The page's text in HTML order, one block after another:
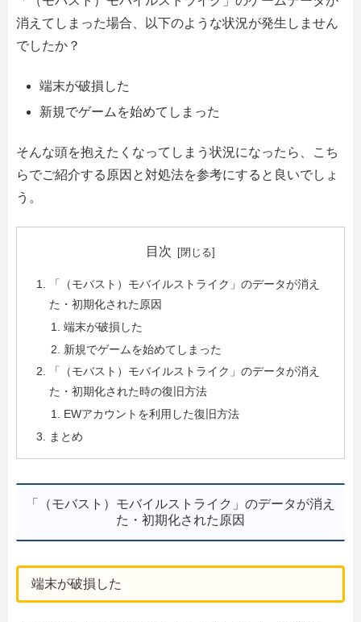
消えてしまった場合、以下のような状況が発生しません
でしたか？
端末が破損した
新規でゲームを始めてしまった
そんな頭を抱えたくなってしまう状況になったら、こち
らでご紹介する原因と対処法を参考にすると良いでしょ
う。
目次
「（モバスト）モバイルストライク」のデータが消え
た・初期化された原因
端末が破損した
新規でゲームを始めてしまった
「（モバスト）モバイルストライク」のデータが消え
た・初期化された時の復旧方法
EWアカウントを利用した復旧方法
まとめ
「（モバスト）モバイルストライク」のデータが消え
た・初期化された原因
端末が破損した